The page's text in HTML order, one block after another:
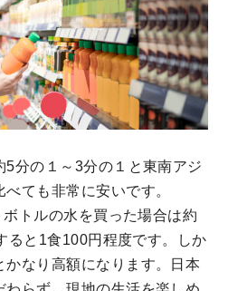
5分の１～3分の１と東南アジ
ても非常に安いです。
トルの水を買った場合は約
ると1食100円程度です。しか
かなり高額になります。日本